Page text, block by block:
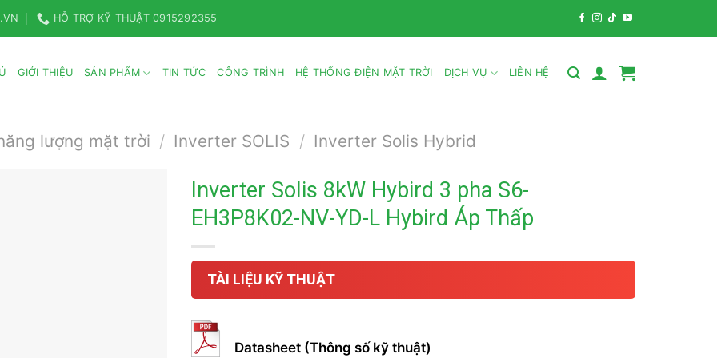
HỖ TRỢ KỸ THUẬT 0915292355
GIỚI THIỆU SẢN PHẨM TIN TỨC CÔNG TRÌNH HỆ THỐNG ĐIỆN MẶT TRỜI DỊCH VỤ LIÊN HỆ
lượng mặt trời / Inverter SOLIS / Inverter Solis Hybrid
Inverter Solis 8kW Hybird 3 pha S6-
EH3P8K02-NV-YD-L Hybird Áp Thấp
TÀI LIỆU KỸ THUẬT
Datasheet (Thông số kỹ thuật)